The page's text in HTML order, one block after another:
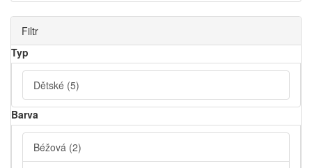
Filtr
Typ
Dětské (5)
Barva
Béžová (2)